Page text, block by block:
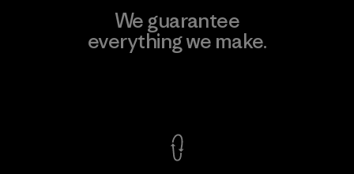
We guarantee
everything we make.